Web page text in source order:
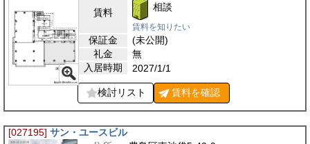
賃料 相談
賃料を知りたい
保証金
(未公開)
礼金
無
入居時期
2027/1/1
検討リスト 賃料を確認
[027195] サン・ユースビル